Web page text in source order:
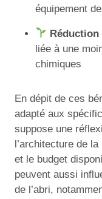
équipement
Réduction
liée à une
chimiques
En dépit de ces
adapté aux
suppose une
l’architecture de
et le budget
peuvent aussi
de l’abri,